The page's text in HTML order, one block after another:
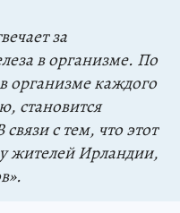
за
в организме. По
организме каждого
становится
с тем, что этот
у жителей Ирландии,